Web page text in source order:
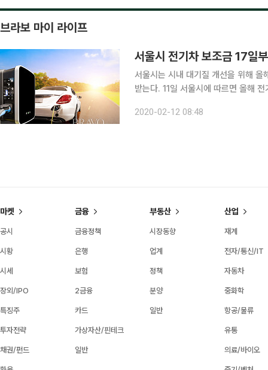
브라보 마이 라이프
서울시 전기차 보조금 17일
서울시는 시내 대기질 개선을 위해 올
받는다. 11일 서울시에 따르면 올해 전기차 구매보조금으로 예산 1423억원을 투입한다. 올해 보급
대) 물량에 대해서 17일부터 환경부
2020-02-12 08:48
마켓
공시
시황
시세
장외/IPO
특징주
투자전략
채권/펀드
금융
금융정책
은행
보험
2금융
카드
가상자산/핀테크
일반
부동산
시장동향
업계
정책
분양
일반
산업
재계
전자/통신/IT
자동차
중화학
항공/물류
유통
의료/바이오